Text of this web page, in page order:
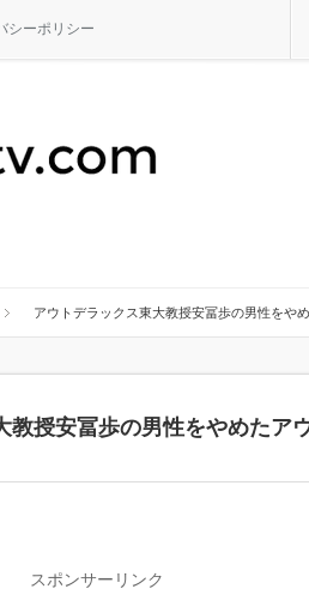
シーポリシー
アウトデラックス東大教授安冨歩の男性をや
教授安冨歩の男性をやめたア
スポンサーリンク